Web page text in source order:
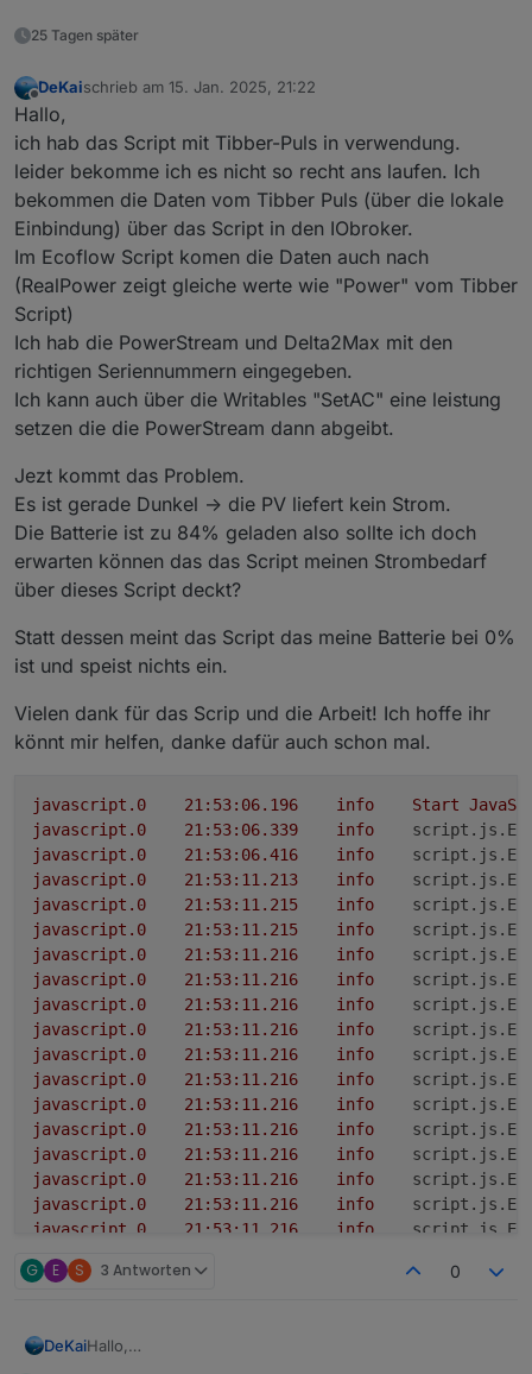
25 Tagen später
Offline
DeKaischrieb am 15. Jan. 2025, 21:22
zuletzt editiert von
Hallo,
ich hab das Script mit Tibber-Puls in verwendung.
leider bekomme ich es nicht so recht ans laufen. Ich
bekommen die Daten vom Tibber Puls (über die lokale
Einbindung) über das Script in den IObroker.
Im Ecoflow Script komen die Daten auch nach
(RealPower zeigt gleiche werte wie "Power" vom Tibber
Script)
Ich hab die PowerStream und Delta2Max mit den
richtigen Seriennummern eingegeben.
Ich kann auch über die Writables "SetAC" eine leistung
setzen die die PowerStream dann abgeibt.
Jezt kommt das Problem.
Es ist gerade Dunkel -> die PV liefert kein Strom.
Die Batterie ist zu 84% geladen also sollte ich doch
erwarten können das das Script meinen Strombedarf
über dieses Script deckt?
Statt dessen meint das Script das meine Batterie bei 0%
ist und speist nichts ein.
Vielen dank für das Scrip und die Arbeit! Ich hoffe ihr
könnt mir helfen, danke dafür auch schon mal.
javascript.0 21 :53:06.196 info Start
javascript.0
21 :53:06.339 info
javascript.0
21 :53:06.416 info
javascript.0
21 :53:11.213 info
javascript.0
21 :53:11.215 info
javascript.0
21 :53:11.215 info
javascript.0
21 :53:11.216 info
javascript.0
21 :53:11.216 info
javascript.0
21 :53:11.216 info
javascript.0
21 :53:11.216 info
javascript.0
21 :53:11.216 info
javascript.0
21 :53:11.216 info
javascript.0
21 :53:11.216 info
javascript.0
21 :53:11.216 info
javascript.0
21 :53:11.216 info
javascript.0
21 :53:11.216 info
javascript.0
21 :53:11.216 info
javascript.0
21 :53:11.216 info
javascript.0
21:53:11.216
javascript.0
G E S 3 Antworten 0
DeKaiHallo,